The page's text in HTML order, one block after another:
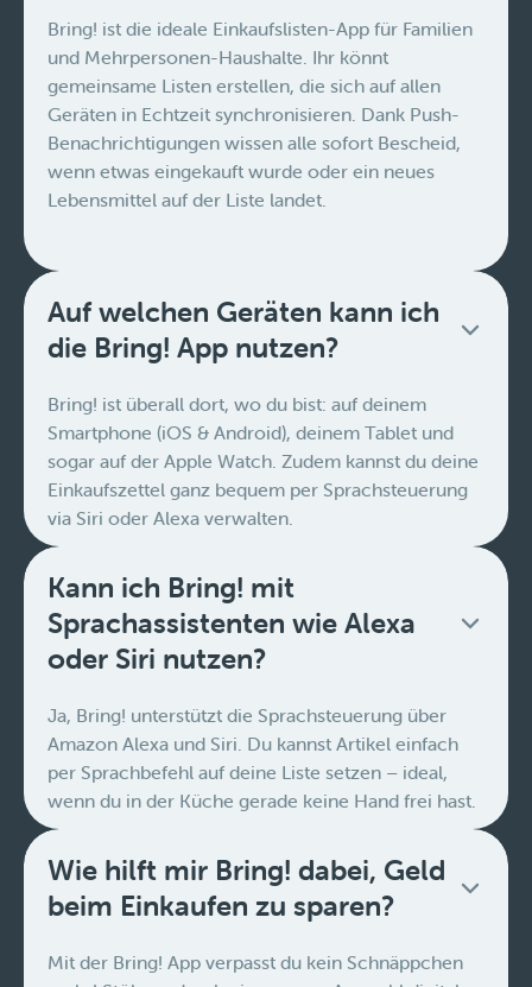
Bring! ist die ideale Einkaufslisten-App für Familien
und Mehrpersonen-Haushalte. Ihr könnt
gemeinsame Listen erstellen, die sich auf allen
Geräten in Echtzeit synchronisieren. Dank Push-
Benachrichtigungen wissen alle sofort Bescheid,
wenn etwas eingekauft wurde oder ein neues
Lebensmittel auf der Liste landet.
Auf welchen Geräten kann ich
die Bring! App nutzen?
Bring! ist überall dort, wo du bist: auf deinem
Smartphone (iOS & Android), deinem Tablet und
sogar auf der Apple Watch. Zudem kannst du deine
Einkaufszettel ganz bequem per Sprachsteuerung
via Siri oder Alexa verwalten.
Kann ich Bring! mit
Sprachassistenten wie Alexa
oder Siri nutzen?
Ja, Bring! unterstützt die Sprachsteuerung über
Amazon Alexa und Siri. Du kannst Artikel einfach
per Sprachbefehl auf deine Liste setzen – ideal,
wenn du in der Küche gerade keine Hand frei hast.
Wie hilft mir Bring! dabei, Geld
beim Einkaufen zu sparen?
Mit der Bring! App verpasst du kein Schnäppchen